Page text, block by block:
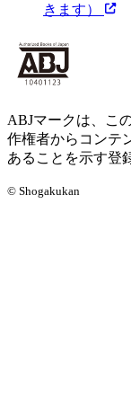
きます）
ABJマークは、こ
作権者からコンテ
あることを示す登
© Shogakukan